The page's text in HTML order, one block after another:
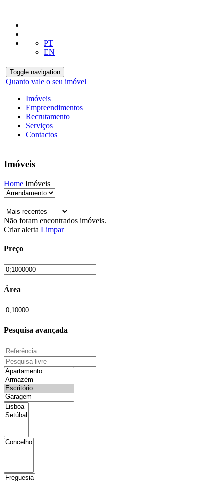
PT
EN
Toggle navigation
Quanto vale o seu imóvel
Imóveis
Empreendimentos
Recrutamento
Serviços
Contactos
Imóveis
Home Imóveis
Não foram encontrados imóveis.
Criar alerta Limpar
Preço
Área
Pesquisa avançada